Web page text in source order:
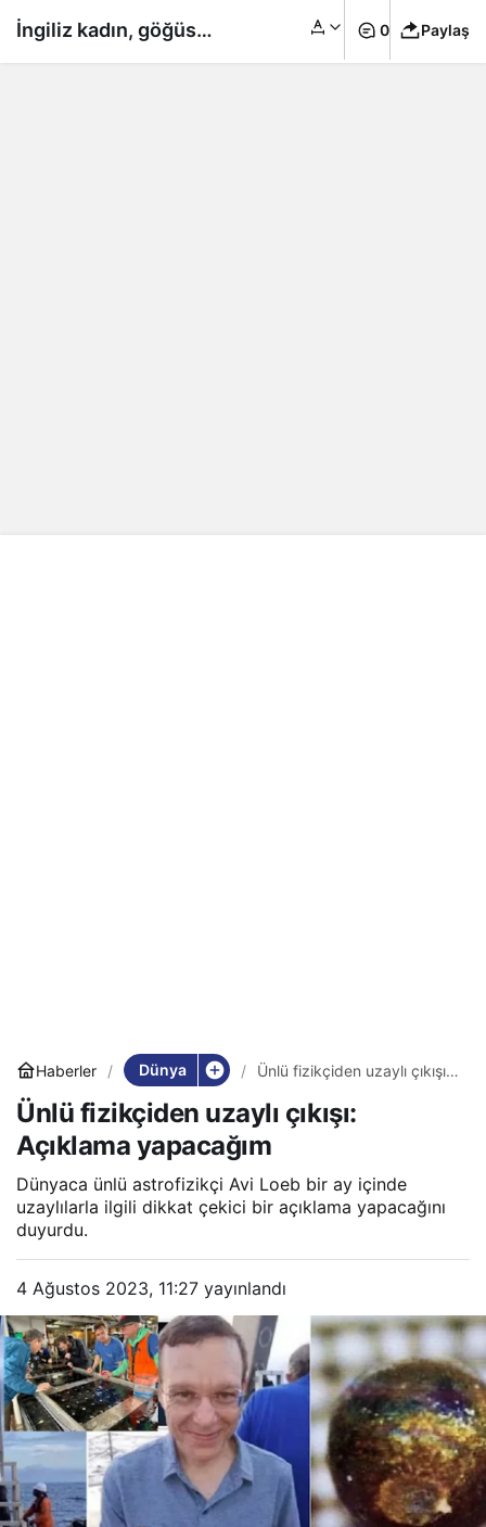
Haberler Dünya
Ünlü fizikçiden uzaylı çıkışı:
Ünlü fizikçiden uzaylı çıkışı:
Açıklama yapacağım
Dünyaca ünlü astrofizikçi Avi Loeb bir ay içinde
uzaylılarla ilgili dikkat çekici bir açıklama yapacağını
duyurdu.
4 Ağustos 2023, 11:27 yayınlandı
İngiliz kadın, göğüs 0 Paylaş